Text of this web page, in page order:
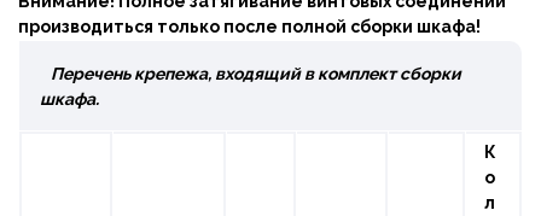
производиться только после полной сборки шкафа!
Перечень крепежа, входящий в комплект сборки
шкафа.
К
о
л